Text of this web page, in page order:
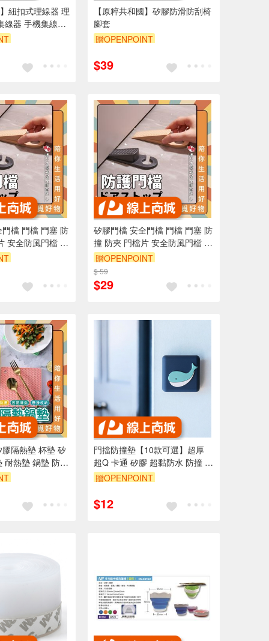
紐扣式理線器 理
線器 手機集線器
【原粹共和國】矽膠防滑防刮椅
腳套
贈OPENPOINT
$39
檔 門檔 門塞 防
安全防風門檔 止
物】門檔
矽膠門檔 安全門檔 門檔 門塞 防
撞 防夾 門檔片 安全防風門檔 止
滑門檔 【Ho覓好物】門檔
YHX1552
贈OPENPOINT
$ 59
$29
隔熱墊 杯墊 矽
耐熱墊 鍋墊 防熱
覓好物】隔熱
門擋防撞墊【10款可選】超厚
超Q 卡通 矽膠 超黏防水 防撞 防
撞墊 加厚 外觀精美 不脫落 超強
贈OPENPOINT
$12